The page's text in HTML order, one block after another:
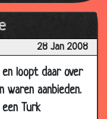
28 Jan 2008
en loopt daar over
waren aanbieden.
Turk
2.01